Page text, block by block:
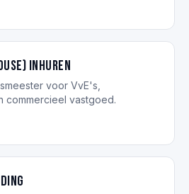
inhuren
voor VvE's,
commercieel vastgoed.